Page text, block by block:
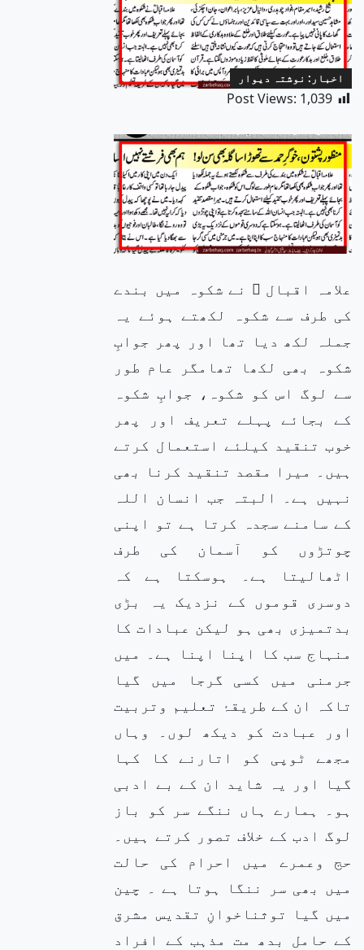
اخبار: نوشتہ دیوار
Post Views: 1,039
علامہ اقبال ؒ نے شکوہ میں بندے
کی طرف سے شکوہ لکھتے ہوئے یہ
جملہ لکھ دیا تھا اور پھر جوابِ
شکوہ بھی لکھا تھامگر عام طور
سے لوگ اس کو شکوہ، جوابِ شکوہ
کے بجائے پہلے تعریف اور پھر
خوب تنقید کیلئے استعمال کرتے
ہیں۔ میرا مقصد تنقید کرنا بھی
نہیں ہے۔ البتہ جب انسان اللہ
کے سامنے سجدہ کرتا ہے تو اپنی
چوتڑوں کو آسمان کی طرف
اٹھالیتا ہے۔ ہوسکتا ہے کہ
دوسری قوموں کے نزدیک یہ بڑی
بدتمیزی بھی ہو لیکن عبادات کا
منہاج سب کا اپنا اپنا ہے۔ میں
جرمنی میں کسی گرجا میں گیا
تاکہ ان کے طریقۂ تعلیم وتربیت
اور عبادت کو دیکھ لوں۔ وہاں
مجھے ٹوپی کو اتارنے کا کہا
گیا اور یہ شاید ان کے بے ادبی
ہو۔ ہمارے ہاں ننگے سر کو باز
لوگ ادب کے خلاف تصور کرتے ہیں۔
حج وعمرے میں احرام کی حالت
میں بھی سر ننگا ہوتا ہے ۔ چین
میں گیا توثناخوانِ تقدیس مشرق
کے حامل بدھ مت مذہب کے افراد